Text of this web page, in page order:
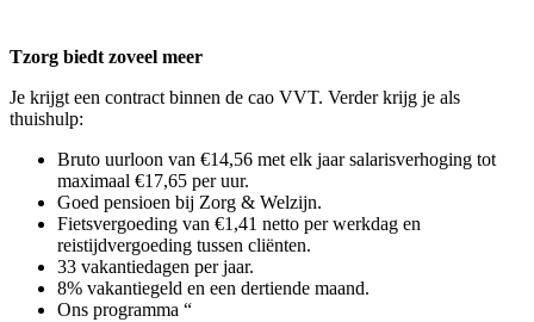
Tzorg biedt zoveel meer
Je krijgt een contract binnen de cao VVT. Verder krijg je als
thuishulp:
Bruto uurloon van €14,56 met elk jaar salarisverhoging tot
maximaal €17,65 per uur.
Goed pensioen bij Zorg & Welzijn.
Fietsvergoeding van €1,41 netto per werkdag en
reistijdvergoeding tussen cliënten.
33 vakantiedagen per jaar.
8% vakantiegeld en een dertiende maand.
Ons programma “